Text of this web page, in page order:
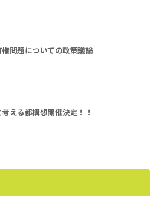
問題についての政策議論
える都構想開催決定！！